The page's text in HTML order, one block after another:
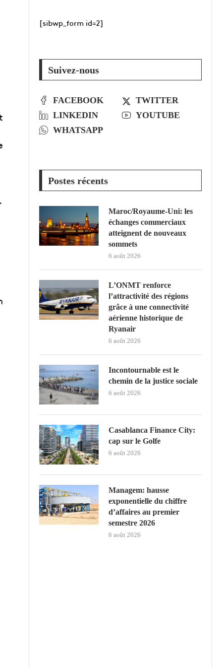
[sibwp_form id=2]
Suivez-nous
FACEBOOK
TWITTER
LINKEDIN
YOUTUBE
WHATSAPP
Postes récents
Maroc/Royaume-Uni: les
échanges commerciaux
atteignent de nouveaux
sommets
6 août 2026
L’ONMT renforce
l’attractivité des régions
grâce à une connectivité
aérienne historique de
Ryanair
6 août 2026
Incontournable est le
chemin de la justice sociale
6 août 2026
Casablanca Finance City:
cap sur le Golfe
6 août 2026
Managem: hausse
exponentielle du chiffre
d’affaires au premier
semestre 2026
6 août 2026